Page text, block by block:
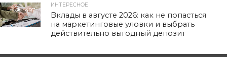
497
ИНТЕРЕСНОЕ
Вклады в августе 2026: как не попасться
на маркетинговые уловки и выбрать
действительно выгодный депозит